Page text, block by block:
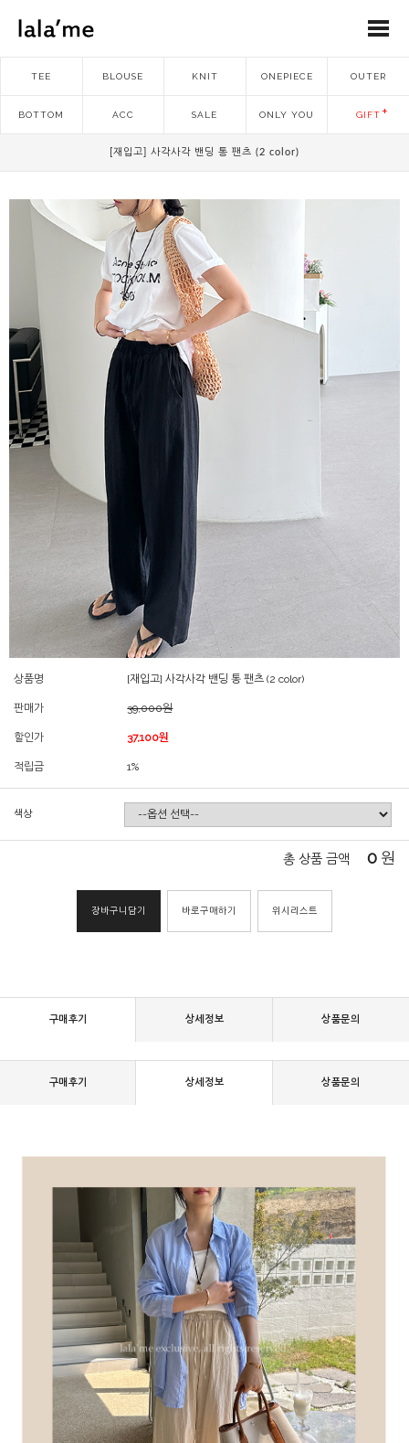
TEE BLOUSE KNIT ONEPIECE OUTER
BOTTOM ACC SALE ONLY YOU GIFT
[재입고] 사각사각 밴딩 통 팬츠 (2 color)
상품명 [재입고] 사각사각 밴딩 통 팬츠 (2 color)
판매가 39,000원
할인가 37,100원
적립금 1%
색상
총 상품 금액 0 원
장바구니담기 바로구매하기 위시리스트
구매후기 상세정보 상품문의
구매후기 상세정보 상품문의